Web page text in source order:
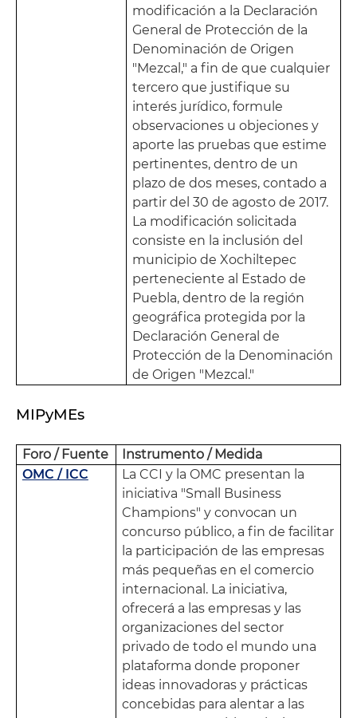
modificación a la Declaración
General de Protección de la
Denominación de Origen
"Mezcal," a fin de que cualquier
tercero que justifique su
interés jurídico, formule
observaciones u objeciones y
aporte las pruebas que estime
pertinentes, dentro de un
plazo de dos meses, contado a
partir del 30 de agosto de 2017.
La modificación solicitada
consiste en la inclusión del
municipio de Xochiltepec
perteneciente al Estado de
Puebla, dentro de la región
geográfica protegida por la
Declaración General de
Protección de la Denominación
de Origen "Mezcal."
MIPyMEs
Foro / Fuente
Instrumento / Medida
OMC / ICC
La CCI y la OMC presentan la
iniciativa "Small Business
Champions" y convocan un
concurso público, a fin de facilitar
la participación de las empresas
más pequeñas en el comercio
internacional. La iniciativa,
ofrecerá a las empresas y las
organizaciones del sector
privado de todo el mundo una
plataforma donde proponer
ideas innovadoras y prácticas
concebidas para alentar a las